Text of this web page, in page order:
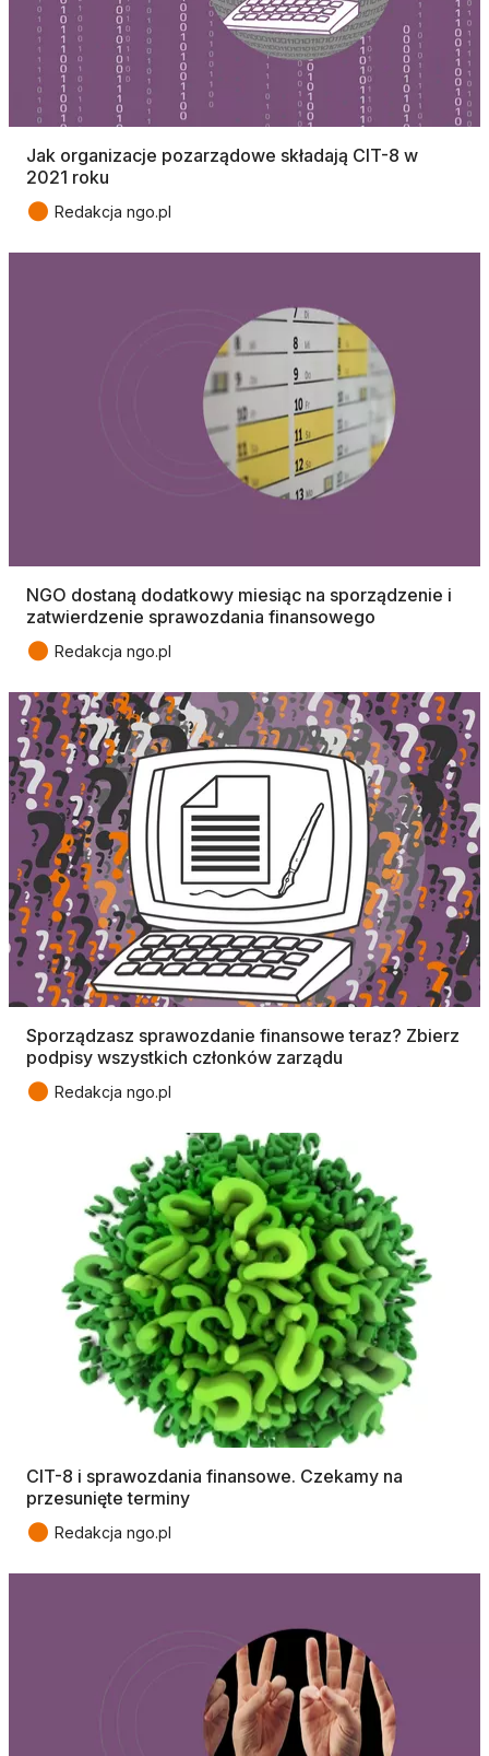
Jak organizacje pozarządowe składają CIT-8 w
2021 roku
● Redakcja ngo.pl
NGO dostaną dodatkowy miesiąc na sporządzenie i
zatwierdzenie sprawozdania finansowego
● Redakcja ngo.pl
Sporządzasz sprawozdanie finansowe teraz? Zbierz
podpisy wszystkich członków zarządu
● Redakcja ngo.pl
CIT-8 i sprawozdania finansowe. Czekamy na
przesunięte terminy
● Redakcja ngo.pl